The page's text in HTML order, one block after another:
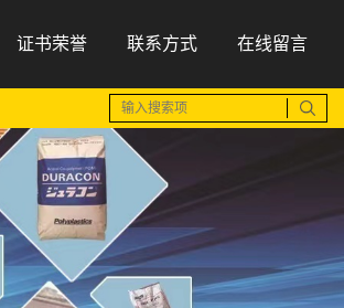
证书荣誉 联系方式 在线留言